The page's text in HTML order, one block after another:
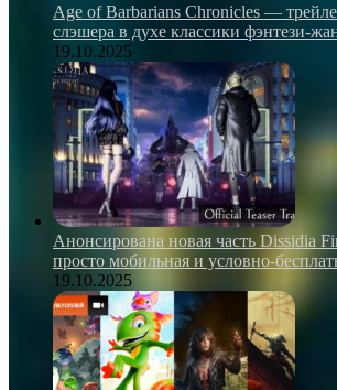
Age of Barbarians Chronicles —
слэшера в духе классики фэнтези-
19.10.2025
Анонсирована новая часть Dissidia
просто мобильная и условно-
19.10.2025